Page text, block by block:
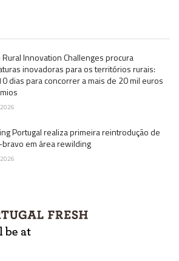
Innovation Challenges procura
inovadoras para os territórios rurais:
dias para concorrer a mais de 20 mil euros
Portugal realiza primeira reintrodução de
em área rewilding